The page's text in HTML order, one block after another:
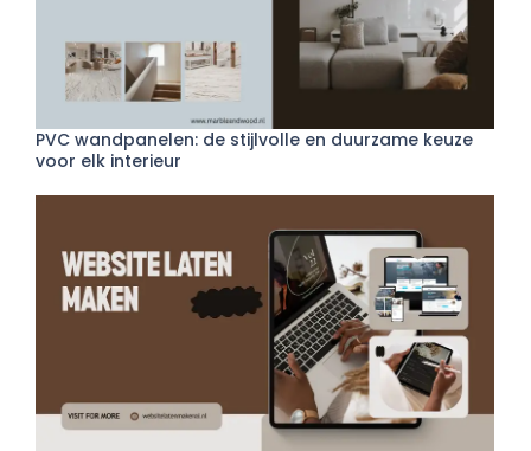
PVC wandpanelen: de stijlvolle en duurzame keuze
voor elk interieur